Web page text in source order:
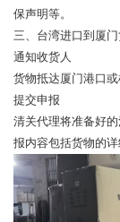
保声明等。
三、台湾进口到厦
通知收货人
货物抵达厦门港口
提交申报
清关代理将准备好
报内容包括货物的